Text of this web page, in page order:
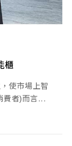
櫃
使市場上智
費者)而言...